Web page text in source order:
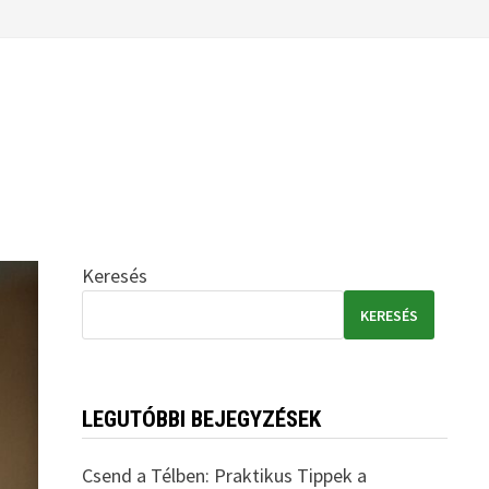
Keresés
KERESÉS
LEGUTÓBBI BEJEGYZÉSEK
Csend a Télben: Praktikus Tippek a